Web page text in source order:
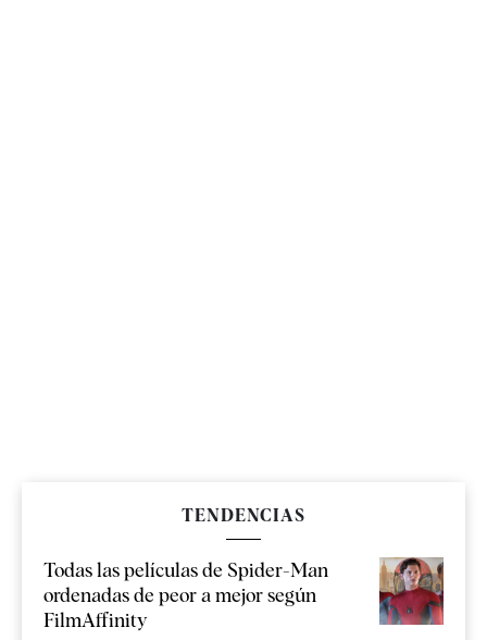
TENDENCIAS
Todas las películas de Spider-Man
ordenadas de peor a mejor según
FilmAffinity